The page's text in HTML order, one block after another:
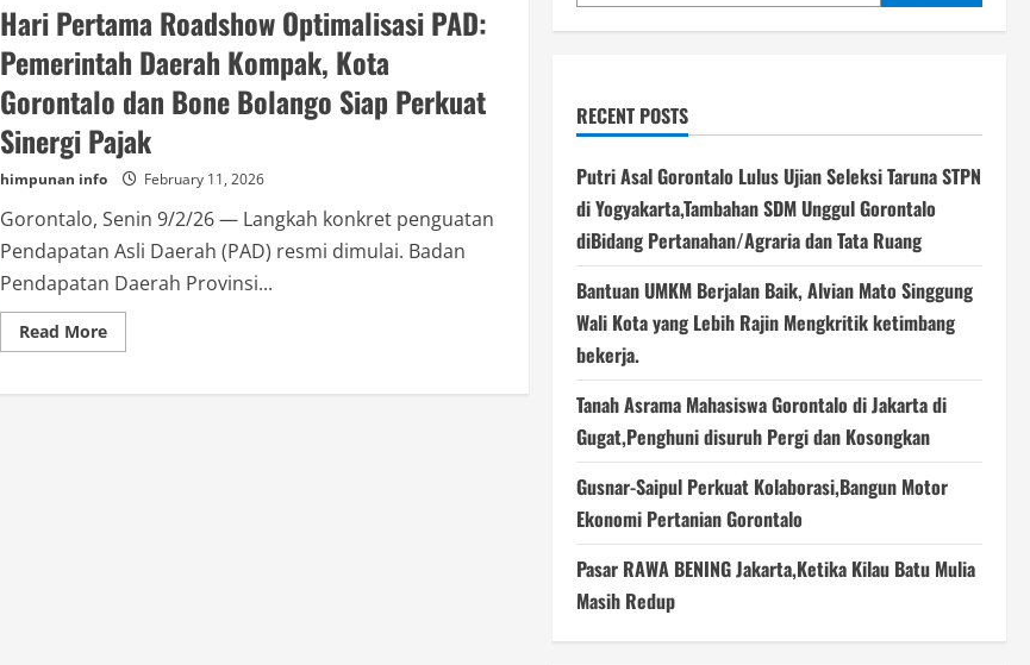
Hari Pertama Roadshow Optimalisasi PAD:
Pemerintah Daerah Kompak, Kota
Gorontalo dan Bone Bolango Siap Perkuat
Sinergi Pajak
himpunan info February 11, 2026
Gorontalo, Senin 9/2/26 — Langkah konkret penguatan
Pendapatan Asli Daerah (PAD) resmi dimulai. Badan
Pendapatan Daerah Provinsi...
Read MoreRead
more
Pertama
RECENT POSTS
Putri Asal Gorontalo Lulus Ujian Seleksi Taruna STPN
di Yogyakarta,Tambahan SDM Unggul Gorontalo
diBidang Pertanahan/Agraria dan Tata Ruang
Bantuan UMKM Berjalan Baik, Alvian Mato Singgung
Wali Kota yang Lebih Rajin Mengkritik ketimbang
bekerja.
Tanah Asrama Mahasiswa Gorontalo di Jakarta di
Gugat,Penghuni disuruh Pergi dan Kosongkan
Gusnar-Saipul Perkuat Kolaborasi,Bangun Motor
Ekonomi Pertanian Gorontalo
Pasar RAWA BENING Jakarta,Ketika Kilau Batu Mulia
Masih Redup